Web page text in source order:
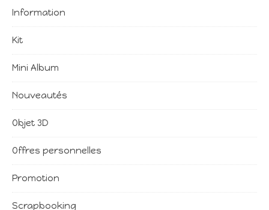
Information
Kit
Mini Album
Nouveautés
Objet 3D
Offres personnelles
Promotion
Scrapbooking